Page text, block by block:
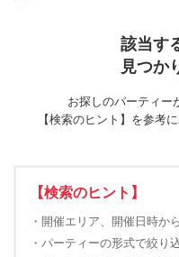
該当す
見つか
お探しのパーティー
【検索のヒント】を参考
【検索のヒント】
・開催エリア、開催日時か
・パーティーの形式で絞り